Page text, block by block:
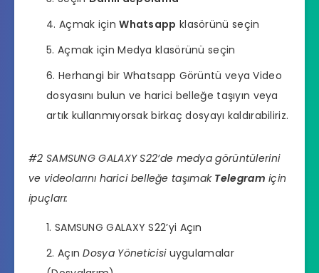
Açmak içinWhatsapp klasörünü seçin
Açmak için Medya klasörünü seçin
Herhangi bir Whatsapp Görüntü veya Video
dosyasını bulun ve harici belleğe taşıyın veya
artık kullanmıyorsak birkaç dosyayı kaldırabiliriz.
#2 SAMSUNG GALAXY S22’de medya görüntülerini
ve videolarını harici belleğe taşımak Telegram için
ipuçları:
SAMSUNG GALAXY S22’yi Açın
AçınDosya Yöneticisi uygulamalar